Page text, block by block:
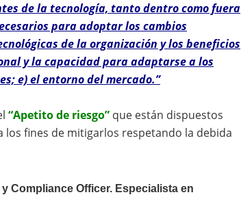
de la tecnología, tanto dentro como fuera
para adoptar los cambios
de la organización y los beneficios
y la capacidad para adaptarse a los
e) el entorno del mercado.”
“Apetito de riesgo” que están dispuestos
fines de mitigarlos respetando la debida
Compliance Officer. Especialista en